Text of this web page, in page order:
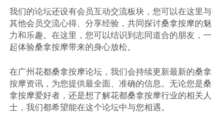
我们的论坛还设有会员互动交流板块，您可以在这里与
其他会员交流心得、分享经验，共同探讨桑拿按摩的魅
力和乐趣。在这里，您可以结识到志同道合的朋友，一
起体验桑拿按摩带来的身心放松。
在广州花都桑拿按摩论坛，我们会持续更新最新的桑拿
按摩资讯，为您提供最全面、准确的信息。无论您是桑
拿按摩爱好者，还是想了解花都桑拿按摩行业的相关人
士，我们都希望能在这个论坛中与您相遇。